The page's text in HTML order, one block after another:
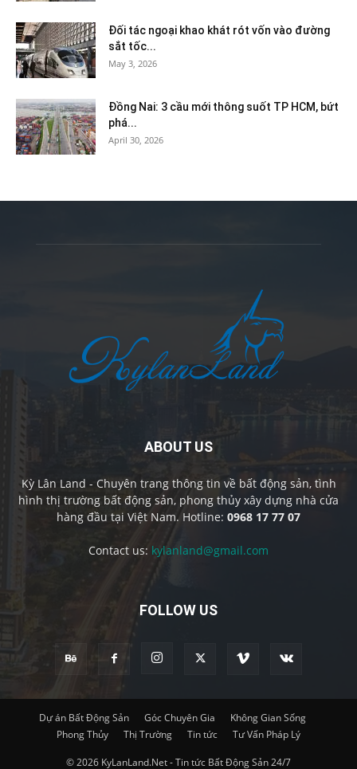
Đối tác ngoại khao khát rót vốn vào đường
sắt tốc...
May 3, 2026
Đồng Nai: 3 cầu mới thông suốt TP HCM, bứt
phá...
April 30, 2026
ABOUT US
Kỳ Lân Land - Chuyên trang thông tin về bất động sản, tình
hình thị trường bất động sản, phong thủy xây dựng nhà cửa
hàng đầu tại Việt Nam. Hotline: 0968 17 77 07
Contact us: kylanland@gmail.com
FOLLOW US
Dự án Bất Động Sản Góc Chuyên Gia
Không Gian Sống
Phong Thủy
Thị Trường Tin tức Tư Vấn Pháp Lý
© 2026 KyLanLand.Net - Tin tức Bất Động Sản 24/7